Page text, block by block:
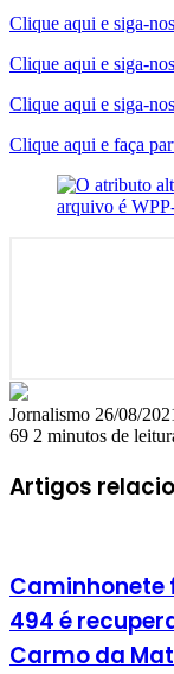
Clique aqui e siga-
Clique aqui e siga-
Clique aqui e siga-
Clique aqui e faça
Jornalismo Mande
um
mail
26/08/
69 2 minutos de
Artigos
Caminhonete
494 é
Carmo da